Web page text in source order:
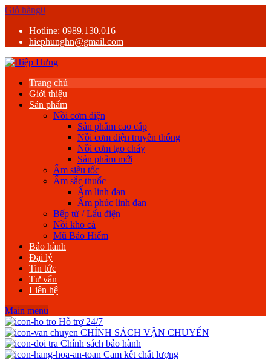
Giỏ hàng0
Hotline: 0989.130.016
hiephunghn@gmail.com
Trang chủ
Giới thiệu
Sản phẩm
Nồi cơm điện
Sản phẩm cao cấp
Nồi cơm điện truyền thống
Nồi cơm tạo cháy
Sản phẩm mới
Ấm siêu tốc
Ấm sắc thuốc
Ấm linh đan
Ấm phúc linh đan
Bếp từ / Lẩu điện
Nồi kho cá
Mũ Bảo Hiểm
Bảo hành
Đại lý
Tin tức
Tư vấn
Liên hệ
Main menu
Hỗ trợ 24/7
CHÍNH SÁCH VẬN CHUYỂN
Chính sách bảo hành
Cam kết chất lượng